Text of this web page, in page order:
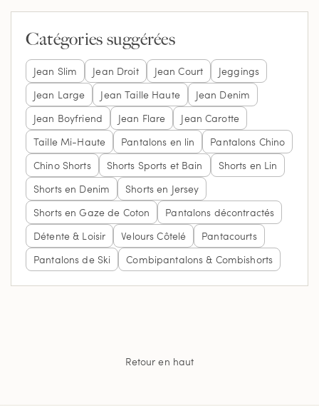
Catégories suggérées
Jean Slim Jean Droit Jean Court
Jeggings
Jean Large
Jean Taille Haute
Jean Denim
Jean Boyfriend
Jean Flare
Jean Carotte
Taille Mi-Haute
Pantalons en lin
Pantalons Chino
Chino Shorts
Shorts Sports et Bain
Shorts en Lin
Shorts en Denim
Shorts en Jersey
Shorts en Gaze de Coton
Pantalons décontractés
Détente & Loisir
Velours Côtelé
Pantacourts
Pantalons de Ski
Combipantalons & Combishorts
Retour en haut